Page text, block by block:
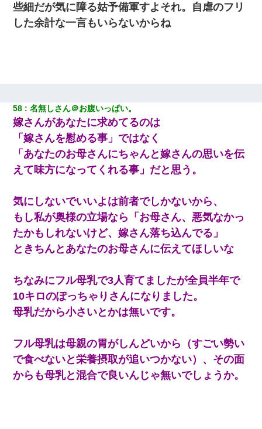
些細だが気に障る姑予備軍すよそれ。自虐のフリ
した余計な一言もいらないからね
58 名無しさん＠お腹いっぱい。
嫁さんがあなたに求めてるのは
「嫁さんを慰める事」ではなく
「あなたのお母さんにちゃんと嫁さんの思いを伝
えて味方になってくれる事」だと思う。
気にしないでいいよは前者でしかないから、
もし私が奥様の立場なら「お母さん、悪気なかっ
たかもしれないけど、嫁さん落ち込んでる」
ときちんとあなたのお母さんに伝えてほしいな
ちなみにフル母乳で3人育てましたが全員半年で
10キロのぽっちゃりさんになりました。
母乳だから小さいとかは無いです。
フル母乳は母親の胃がしんどいから（すごい勢い
で食べないと栄養摂取が追いつかない）、その面
からも母乳と混合で良いんじゃ無いでしょうか。